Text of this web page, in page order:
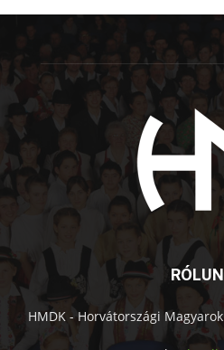
HMDK - Horvátországi